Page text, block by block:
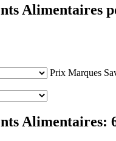
Alimentaires
Prix Marques
Alimentaires: